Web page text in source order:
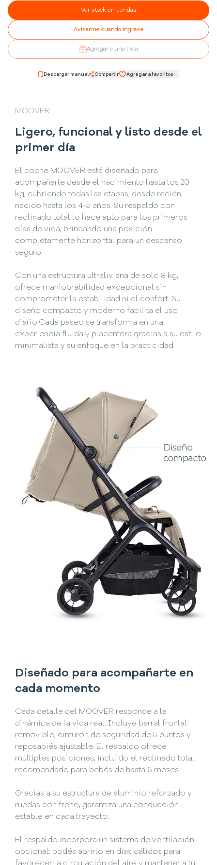
Ver stock en tiendas
Avisarme cuando ingrese
Agregar a una lista
Descargar manual Compartir Agregar a favoritos
MOOVER
Ligero, funcional y listo desde el
primer día
El coche MOOVER está diseñado para
acompañarte desde el nacimiento hasta los 20
kg, cubriendo todas las etapas, desde recién
nacido hasta los 4-5 años. Su respaldo con
reclinado total lo hace apto para los primeros
días de vida, brindando una posición
completamente horizontal para un descanso
seguro.
Con una estructura ultraliviana de solo 8 kg,
ofrece maniobrabilidad excepcional sin
comprometer la estabilidad ni el confort. Su
diseño compacto y moderno facilita el uso
diario.Cada paseo se transforma en una
experiencia fluida y placentera gracias a su estilo
minimalista y su enfoque en la practicidad.
Diseñado para acompañarte en
cada momento
Cada detalle del MOOVER responde a la
dinámica de la vida real. Incluye barral frontal
removible, cinturón de seguridad de 5 puntos y
reposapiés ajustable. El respaldo ofrece
múltiples posiciones, incluido el reclinado total
recomendado para bebés de hasta 6 meses.
Gracias a su estructura de aluminio reforzado y
ruedas con freno, garantiza una conducción
estable en cada trayecto.
El respaldo incorpora un sistema de ventilación
opcional: podés abrirlo en días cálidos para